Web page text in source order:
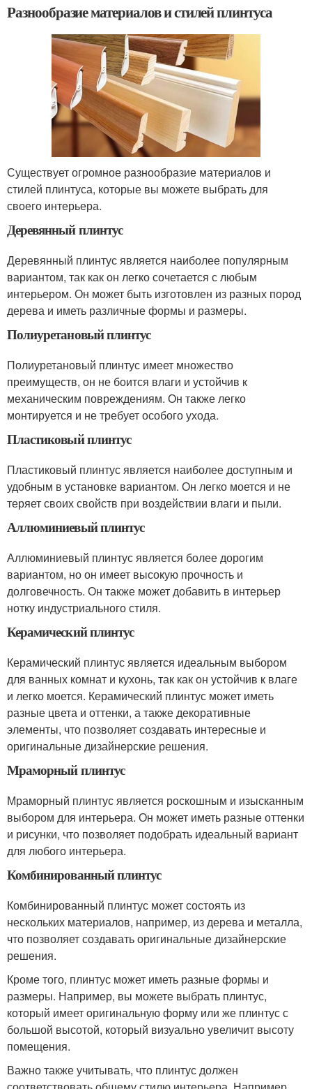
Разнообразие материалов и стилей плинтуса
Существует огромное разнообразие материалов и
стилей плинтуса, которые вы можете выбрать для
своего интерьера.
Деревянный плинтус
Деревянный плинтус является наиболее популярным
вариантом, так как он легко сочетается с любым
интерьером. Он может быть изготовлен из разных пород
дерева и иметь различные формы и размеры.
Полиуретановый плинтус
Полиуретановый плинтус имеет множество
преимуществ, он не боится влаги и устойчив к
механическим повреждениям. Он также легко
монтируется и не требует особого ухода.
Пластиковый плинтус
Пластиковый плинтус является наиболее доступным и
удобным в установке вариантом. Он легко моется и не
теряет своих свойств при воздействии влаги и пыли.
Аллюминиевый плинтус
Аллюминиевый плинтус является более дорогим
вариантом, но он имеет высокую прочность и
долговечность. Он также может добавить в интерьер
нотку индустриального стиля.
Керамический плинтус
Керамический плинтус является идеальным выбором
для ванных комнат и кухонь, так как он устойчив к влаге
и легко моется. Керамический плинтус может иметь
разные цвета и оттенки, а также декоративные
элементы, что позволяет создавать интересные и
оригинальные дизайнерские решения.
Мраморный плинтус
Мраморный плинтус является роскошным и изысканным
выбором для интерьера. Он может иметь разные оттенки
и рисунки, что позволяет подобрать идеальный вариант
для любого интерьера.
Комбинированный плинтус
Комбинированный плинтус может состоять из
нескольких материалов, например, из дерева и металла,
что позволяет создавать оригинальные дизайнерские
решения.
Кроме того, плинтус может иметь разные формы и
размеры. Например, вы можете выбрать плинтус,
который имеет оригинальную форму или же плинтус с
большой высотой, который визуально увеличит высоту
помещения.
Важно также учитывать, что плинтус должен